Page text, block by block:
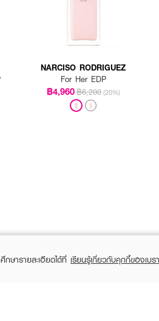
NARCISO RODRIGUEZ
For Her EDP
฿4,960฿6,200 (20%)
ษารายละเอียดได้ที่ เรียนรู้เกี่ยวกับคุกกี้ของเบร